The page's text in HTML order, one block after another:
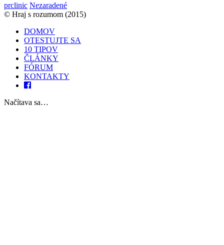
prclinic Nezaradené
© Hraj s rozumom (2015)
DOMOV
OTESTUJTE SA
10 TIPOV
ČLÁNKY
FÓRUM
KONTAKTY
Načítava sa…